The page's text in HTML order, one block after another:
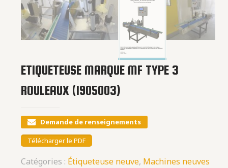
ETIQUETEUSE MARQUE MF TYPE 3
ROULEAUX (1905003)
Demande de renseignements
Télécharger le PDF
Catégories : Étiqueteuse neuve, Machines neuves